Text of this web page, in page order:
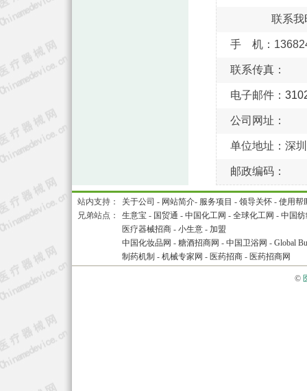
联系我
手 机：
联系传真：
电子邮件：
公司网址：
单位地址：深
邮政编码：
站内支持： 关于公司 - 网站简介- 服务项目 - 领导关怀 - 使用帮
兄弟站点：
生意宝 - 国贸通 - 中国化工网 - 全球化工网 - 中国
医疗器械招商 - 小生意 - 加盟
中国化妆品网 - 糖酒招商网 - 中国卫浴网 - Global
制药机制 - 机械专家网 - 医药招商 - 医药招商网
©